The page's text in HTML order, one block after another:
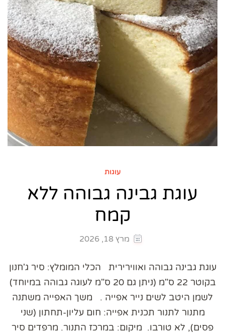
עוגות
עוגת גבינה גבוהה ללא
קמח
מרץ 18, 2026
עוגת גבינה גבוהה ואווירירית הכלי המומלץ: סיר ג'חנון
בקוטר 22 ס"מ (ניתן גם 20 ס"מ לעוגה גבוהה במיוחד)
לשמן היטב לשים נייר אפייה . משך האפייה משתנה
מתנור לתנור ​תכנית אפייה: חום עליון-תחתון (שני
פסים), לא טורבו. ​ מיקום: במרכז התנור. מרפדים סיר